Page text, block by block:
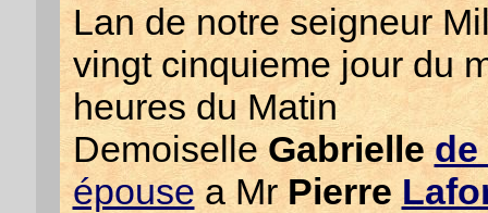
Lan de notre seigneur
vingt cinquieme jour du
heures du Matin
DemoiselleGabriellede
épouse a Mr Pierre